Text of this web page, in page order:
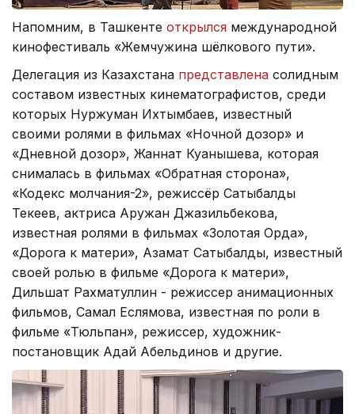
Напомним, в Ташкенте открылся международной
кинофестиваль «Жемчужина шёлкового пути».
Делегация из Казахстана представлена солидным
составом известных кинематографистов, среди
которых Нуржуман Ихтымбаев, известный
своими ролями в фильмах «Ночной дозор» и
«Дневной дозор», Жаннат Куанышева, которая
снималась в фильмах «Обратная сторона»,
«Кодекс молчания-2», режиссёр Сатыбалды
Текеев, актриса Аружан Джазильбекова,
известная ролями в фильмах «Золотая Орда»,
«Дорога к матери», Азамат Сатыбалды, известный
своей ролью в фильме «Дорога к матери»,
Дильшат Рахматуллин - режиссер анимационных
фильмов, Самал Еслямова, известная по роли в
фильме «Тюльпан», режиссер, художник-
постановщик Адай Абельдинов и другие.